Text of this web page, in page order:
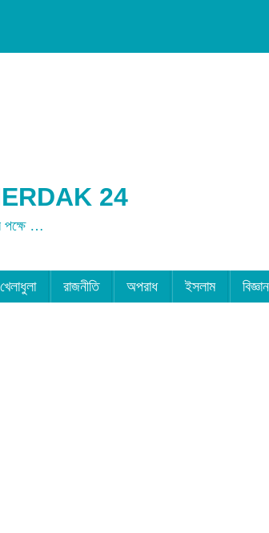
24
পক্ষে …
খেলাধুলা রাজনীতি অপরাধ ইসলাম বিজ্ঞান